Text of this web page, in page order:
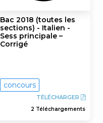
Bac 2018 (toutes les
sections) - Italien -
Sess principale –
Corrigé
concours
TÉLÉCHARGER
2 Téléchargements